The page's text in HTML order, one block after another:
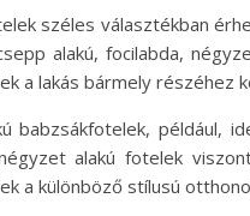
széles választékban
alakú, focilabda,
a lakás bármely részéhez
babzsákfotelek, például,
alakú fotelek
a különböző stílusú